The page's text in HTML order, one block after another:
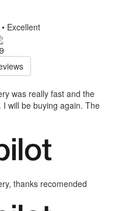
• Excellent
was really fast and the
will be buying again. The
thanks recomended